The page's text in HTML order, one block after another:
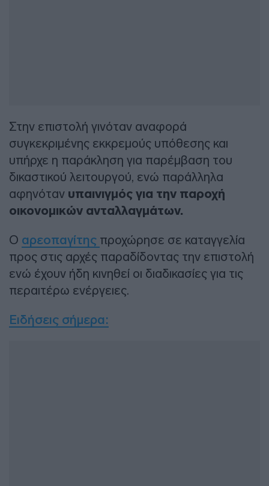
Στην επιστολή γινόταν αναφορά
συγκεκριμένης εκκρεμούς υπόθεσης και
υπήρχε η παράκληση για παρέμβαση του
δικαστικού λειτουργού, ενώ παράλληλα
αφηνόταν υπαινιγμός για την παροχή
οικονομικών ανταλλαγμάτων.
Ο αρεοπαγίτης προχώρησε σε καταγγελία
προς στις αρχές παραδίδοντας την επιστολή
ενώ έχουν ήδη κινηθεί οι διαδικασίες για τις
περαιτέρω ενέργειες.
Ειδήσεις σήμερα: